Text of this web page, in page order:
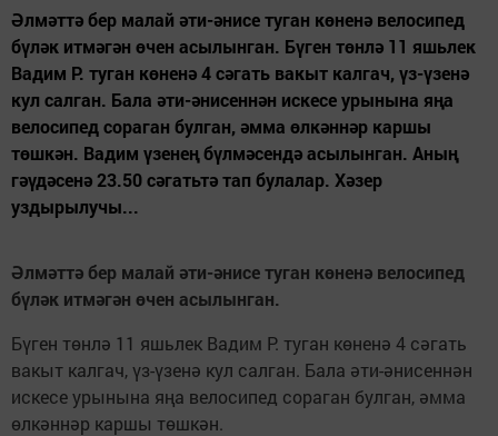
Әлмәттә бер малай әти-әнисе туган көненә велосипед
бүләк итмәгән өчен асылынган. Бүген төнлә 11 яшьлек
Вадим Р. туган көненә 4 сәгать вакыт калгач, үз-үзенә
кул салган. Бала әти-әнисеннән искесе урынына яңа
велосипед сораган булган, әмма өлкәннәр каршы
төшкән. Вадим үзенең бүлмәсендә асылынган. Аның
гәүдәсенә 23.50 сәгатьтә тап булалар. Хәзер
уздырылучы...
Әлмәттә бер малай әти-әнисе туган көненә велосипед
бүләк итмәгән өчен асылынган.
Бүген төнлә 11 яшьлек Вадим Р. туган көненә 4 сәгать
вакыт калгач, үз-үзенә кул салган. Бала әти-әнисеннән
искесе урынына яңа велосипед сораган булган, әмма
өлкәннәр каршы төшкән.